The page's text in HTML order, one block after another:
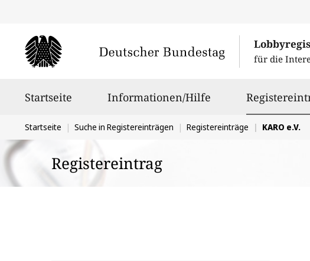
für die
Startseite Informationen/Hilfe
Sie
befinden
sich
hier:
Startseite Suche in Registereinträgen Registereinträge KARO e.V.
Registereintrag